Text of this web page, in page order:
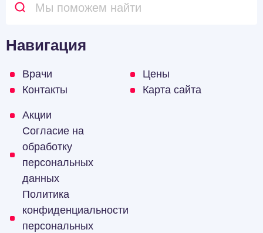
Навигация
Врачи
Цены
Контакты
Карта сайта
Акции
Согласие на
обработку
персональных
данных
Политика
конфиденциальности
персональных